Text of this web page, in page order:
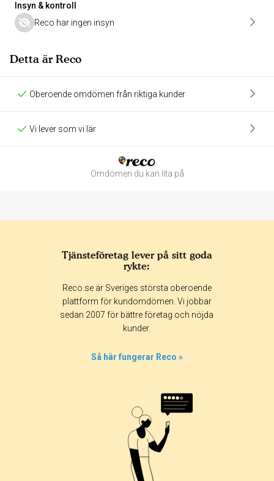
Insyn & kontroll
Reco har ingen insyn
Detta är Reco
Oberoende omdömen från riktiga kunder
Vi lever som vi lär
Omdömen du kan lita på
365 dagar 90 dagar
30 dagar
Tjänsteföretag lever på sitt goda
rykte:
Reco.se är Sveriges största oberoende
plattform för kundomdömen. Vi jobbar
sedan 2007 för bättre företag och nöjda
kunder.
Så här fungerar Reco »